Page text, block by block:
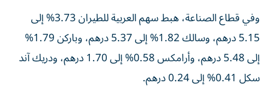
وفي قطاع الصناعة، هبط سهم العربية للطيران 3.73% إلى
5.15 درهم، وسالك 1.82% إلى 5.37 درهم، وباركن 1.79%
إلى 5.48 درهم، وأرامكس 0.58% إلى 1.70 درهم، ودريك آند
سكل 0.41% إلى 0.24 درهم.